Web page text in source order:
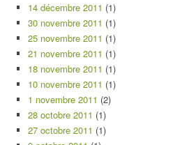
14 décembre 2011 (1)
30 novembre 2011 (1)
25 novembre 2011 (1)
21 novembre 2011 (1)
18 novembre 2011 (1)
10 novembre 2011 (1)
1 novembre 2011 (2)
28 octobre 2011 (1)
27 octobre 2011 (1)